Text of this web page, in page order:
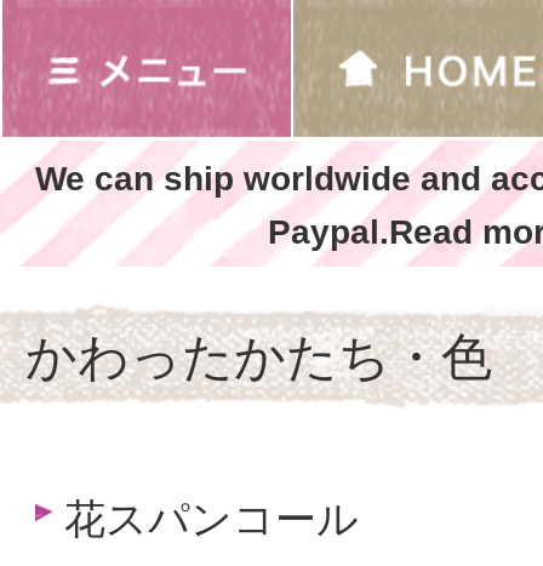
We can ship worldwide and
Paypal.Read
かわったかたち・色
花スパンコール